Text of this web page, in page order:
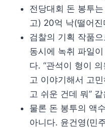
전당대회 돈 봉투
고) 20억 낙(떨어
검찰의 기획 작품
동시에 녹취 파일
다. “관석이 형이
고 이야기해서 고
고 쉬운 건데 뭐”
물론 돈 봉투의 액
아니다. 윤건영(민